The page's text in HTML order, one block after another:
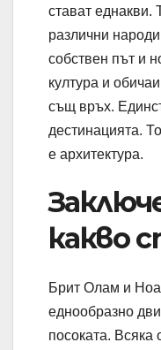
стават еднакви.
различни
собствен път и
култура и
същ връх.
дестинацията.
е архитектура.
какво
Брит Олам и
еднообразно
посоката.